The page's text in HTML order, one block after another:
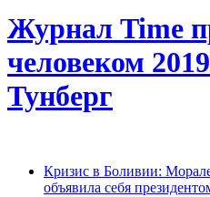
Журнал Time
человеком
Тунберг
Кризис в Боливии:
объявила себя